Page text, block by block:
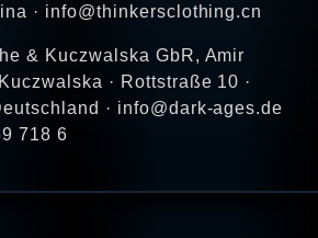
· info@thinkersclothing.cn
& Kuczwalska GbR, Amir
· Rottstraße 10 ·
· info@dark-ages.de
718 6